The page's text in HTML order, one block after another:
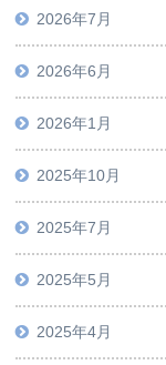
2026年7月
2026年6月
2026年1月
2025年10月
2025年7月
2025年5月
2025年4月